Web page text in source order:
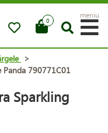
0
meniu
>
Panda 790771C01
Sparkling